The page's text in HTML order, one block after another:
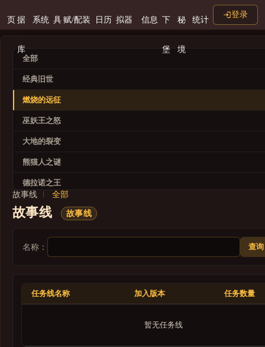
页 据
库
系统 具 赋/配装 日历 拟器 信息 下
堡
秘
境
统计
登录
全部
经典旧世
燃烧的远征
巫妖王之怒
大地的裂变
熊猫人之谜
德拉诺之王
军团再临
暗影国度
至暗之夜
故事线 全部
故事线 故事线
名称： 查询
任务线名称 加入版本 任务数量
暂无任务线